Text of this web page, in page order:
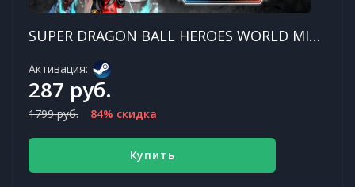
SUPER DRAGON BALL HEROES WORLD MISSION
Активация:
287 руб.
1799 руб. 84% скидка
Купить